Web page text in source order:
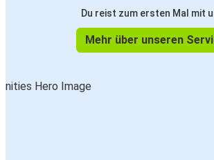
Du reist zum ersten Mal mit
Mehr über unseren